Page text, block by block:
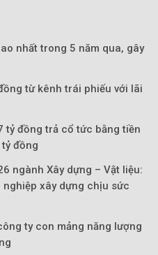
Theo
nhất trong 5 năm qua, gây
từ kênh trái phiếu với lãi
tỷ đồng trả cổ tức bằng tiền
đồng
ngành Xây dựng – Vật liệu:
xây dựng chịu sức
ty con mảng năng lượng